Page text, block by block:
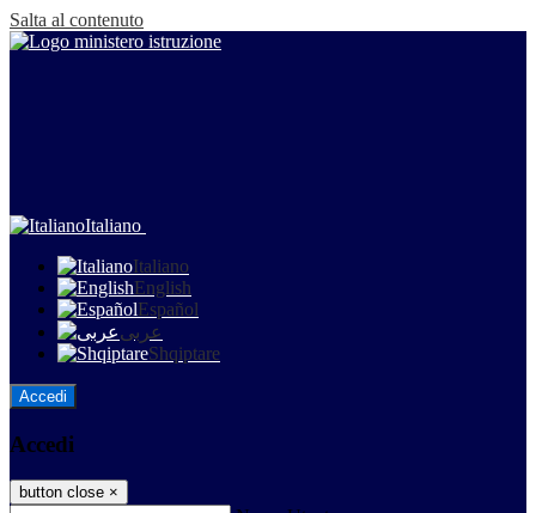
Salta al contenuto
Italiano
Italiano
English
Español
عربى
Shqiptare
Accedi
Accedi
button close ×